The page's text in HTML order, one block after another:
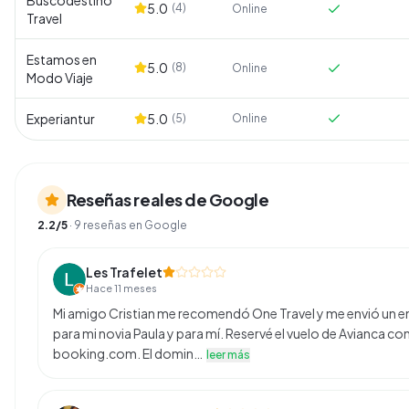
Travel
5.0 (4) Online
Estamos en
Modo Viaje
5.0 (8) Online
Experiantur 5.0 (5) Online
Reseñas reales de Google
2.2/5 · 9 reseñas en Google
Les Trafelet
Hace 11 meses
Mi amigo Cristian me recomendó One Travel y me envió un
para mi novia Paula y para mí. Reservé el vuelo de Avianca
booking.com. El domin…
leer más